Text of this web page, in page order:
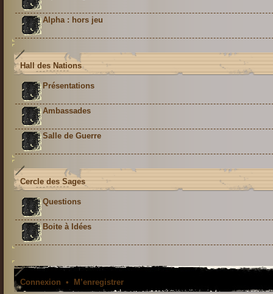
Alpha : hors jeu
Hall des Nations
Présentations
Ambassades
Salle de Guerre
Cercle des Sages
Questions
Boite à Idées
Connexion • M’enregistrer